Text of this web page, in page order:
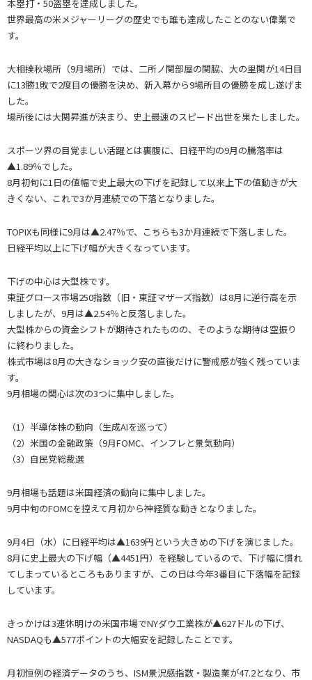
本塁打・50盗塁を達成しました。
世界最高の米メジャーリーグの歴史でも誰も達成したことのない偉業で
す。
大相撲秋場所（9月場所）では、二所ノ関部屋の関脇、大の里関が14日目
に13勝1敗で2度目の優勝を決め、新入幕から9場所目の優勝を成し遂げま
した。
場所後には大関昇進が決まり、史上最速のスピード出世を果たしました。
スポーツ界の目覚ましい活躍とは裏腹に、日経平均の9月の騰落率は
▲1.89％でした。
8月初旬に1日の値幅で史上最大の下げを記録して以来上下の値動きが大
きくない、これで3か月連続での下落となりました。
TOPIXも同様に9月は▲2.47％で、こちらも3か月連続で下落しました。
日経平均以上に下げ幅が大きくなっています。
下げの中心は大型株です。
東証グロース市場250指数（旧・東証マザーズ指数）は8月に逆行高を示
しましたが、9月は▲2.54％と反落しました。
大型株からの資金シフトが期待されたものの、そのような期待は空振り
に終わりました。
株式市場は8月の大きなショック安の直後だけに警戒感が強く残っていま
す。
9月相場の関心は次の3つに集中しました。
（1）半導体株の動向（生成AIを巡って）
（2）米国の金融政策（9月FOMC、インフレと景気動向）
（3）自民党総裁選
9月相場も話題は米国経済の動向に集中しました。
9月中旬のFOMCを控えて月初から神経質な動きとなりました。
9月4日（水）に日経平均は▲1639円という大きめの下げを演じました。
8月に史上最大の下げ幅（▲4451円）を経験しているので、下げ幅に慣れ
てしまっているところもありますが、この日は今年3番目に下落幅を記録
しています。
きっかけは3連休明けの米国市場でNYダウ工業株が▲627ドルの下げ、
NASDAQも▲577ポイントの大幅安を記録したことです。
月初恒例の経済データのうち、ISM景況感指数・製造業が47.2となり、市